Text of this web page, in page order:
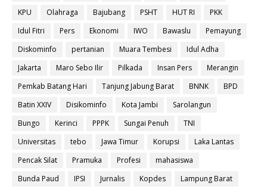
KPU
Olahraga Bajubang PSHT HUT RI
PKK
Idul Fitri
Pers Ekonomi IWO Bawaslu
Pemayung
Diskominfo
pertanian Muara Tembesi
Idul Adha
Jakarta
Maro Sebo Ilir Pilkada Insan Pers
Merangin
Pemkab Batang Hari
Tanjung Jabung Barat BNNK
BPD
Batin XXIV
Disikominfo Kota Jambi
Sarolangun
Bungo
Kerinci PPPK Sungai Penuh
TNI
Universitas
tebo Jawa Timur Korupsi
Laka Lantas
Pencak Silat
Pramuka Profesi
mahasiswa
Bunda Paud
IPSI Jurnalis Kopdes
Lampung Barat